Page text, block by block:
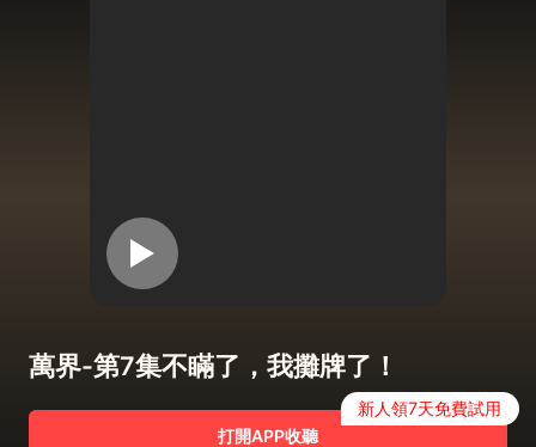
萬界-第7集不瞞了，我攤牌了！
打開APP收聽
新人領7天免費試用